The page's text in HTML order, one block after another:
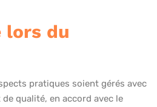
lors du
pratiques soient gérés avec
qualité, en accord avec le